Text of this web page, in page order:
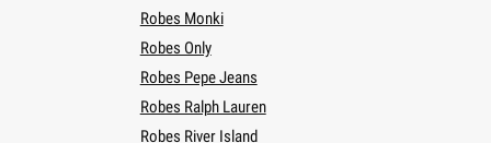
Robes Monki
Robes Only
Robes Pepe Jeans
Robes Ralph Lauren
Robes River Island